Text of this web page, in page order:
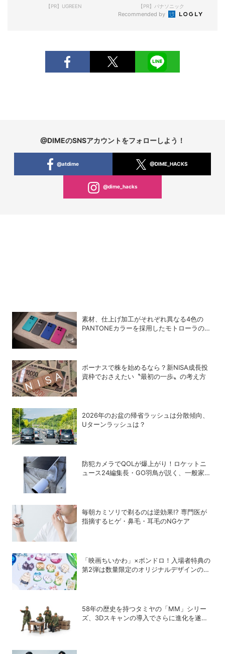
【PR】UGREEN 【PR】パナソニック
Recommended by
@DIMEのSNSアカウントをフォローしよう！
@atdime @DIME_HACKS
@dime_hacks
素材、仕上げ加工がそれぞれ異なる4色の
PANTONEカラーを採用したモトローラのエ
ボーナスで株を始めるなら？新NISA成長投
資枠でおさえたい〝最初の一歩〟の考え方
2026年のお盆の帰省ラッシュは分散傾向、
Uターンラッシュは？
防犯カメラでQOLが爆上がり！ロケットニ
ュース24編集長・GO羽鳥が説く、一般家庭
毎朝カミソリで剃るのは逆効果!? 専門医が
指摘するヒゲ・鼻毛・耳毛のNGケア
「映画ちいかわ」×ボンドロ！入場者特典の
第2弾は数量限定のオリジナルデザインのボ
58年の歴史を持つタミヤの「MM」シリー
ズ、3Dスキャンの導入でさらに進化を遂げ